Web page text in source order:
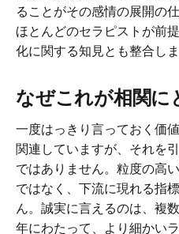
ることがその感情の展開の
ほとんどのセラピストが前
化に関する知見とも整合しま
なぜこれが相関に
一度はっきり言っておく価
関連していますが、それを
ではありません。粒度の高
ではなく、下流に現れる指
ん。誠実に言えるのは、複
年にわたって、より細かい